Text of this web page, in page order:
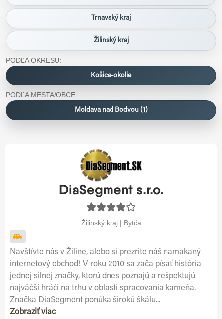
Trnavský kraj
Žilinský kraj
PODĽA OKRESU:
Košice-okolie
PODĽA MESTA/OBCE:
Moldava nad Bodvou (1)
DiaSegment s.r.o.
Žilinský kraj | Bytča
Navštívte nás v Žiline, alebo si prezrite náš namakaný
internetový obchod! V roku 2010 sa zača písať história
jednej silnej značky, ktorú dnes poznajú a rešpektujú
najväčší hráči na trhu v oblasti spracovania kameňa.
Značka DiaSegment ponúka širokú škálu...
Zobraziť viac